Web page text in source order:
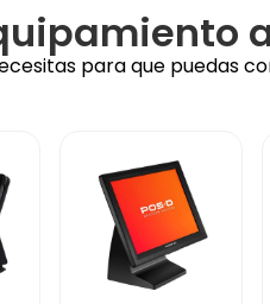
para que puedas